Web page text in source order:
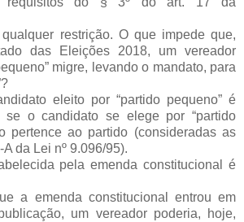
restrição. O que impede que,
das Eleições 2018, um vereador
migre, levando o mandato, para
eleito por “partido pequeno” é
se o candidato se elege por “partido
pertence ao partido (consideradas as
da Lei nº 9.096/95).
pela emenda constitucional é
a emenda constitucional entrou em
um vereador poderia, hoje,